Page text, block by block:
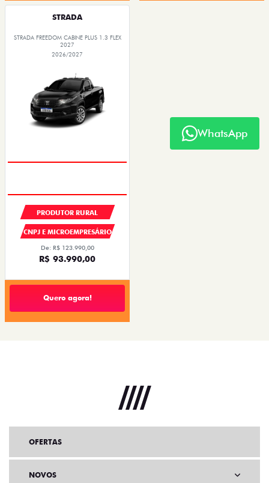
STRADA
STRADA FREEDOM CABINE PLUS 1.3 FLEX
2027
2026/2027
PRODUTOR RURAL
CNPJ E MICROEMPRESÁRIO
De: R$ 123.990,00
R$ 93.990,00
Quero agora!
WhatsApp
OFERTAS
NOVOS